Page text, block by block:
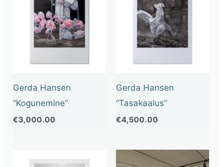
Gerda Hansen
“Kogunemine”
€3,000.00
Gerda Hansen
“Tasakaalus”
€4,500.00